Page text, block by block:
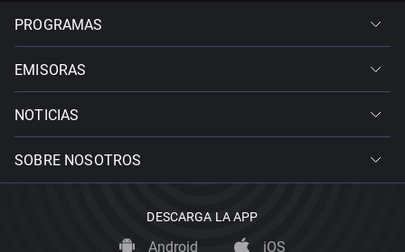
PROGRAMAS
EMISORAS
NOTICIAS
SOBRE NOSOTROS
DESCARGA LA APP
Android iOS